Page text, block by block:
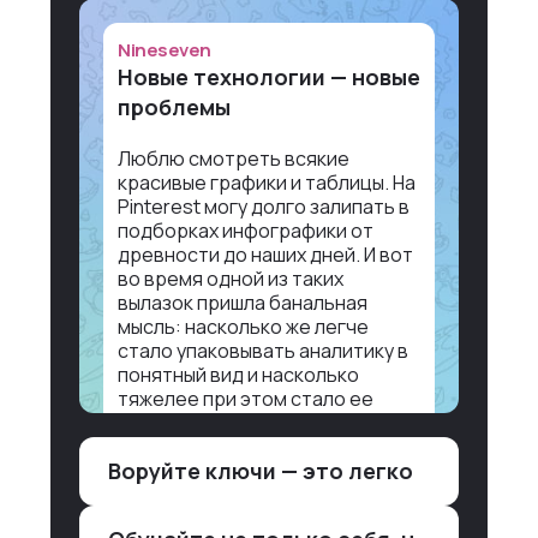
Nineseven
Новые технологии — новые
проблемы
Люблю смотреть всякие
красивые графики и таблицы. На
Pinterest могу долго залипать в
подборках инфографики от
древности до наших дней. И вот
во время одной из таких
вылазок пришла банальная
мысль: насколько же легче
стало упаковывать аналитику в
понятный вид и насколько
тяжелее при этом стало ее
Объясню в разрезе нашей
Воруйте ключи — это легко